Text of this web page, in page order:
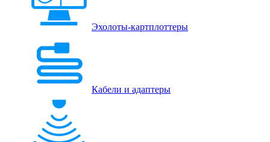
Эхолоты-картплоттеры
Кабели и адаптеры